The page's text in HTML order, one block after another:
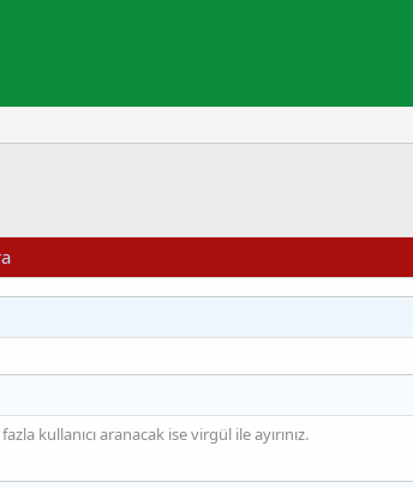
kullanıcı aranacak ise virgül ile ayırınız.